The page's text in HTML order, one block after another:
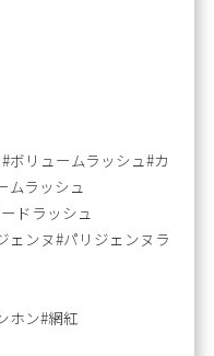
ボリュームラッシュ#カ
ムラッシュ
ドラッシュ
ェンヌ#パリジェンヌラ
ホン#網紅